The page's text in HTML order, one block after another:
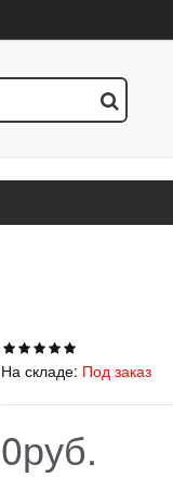
На складе: Под заказ
0руб.